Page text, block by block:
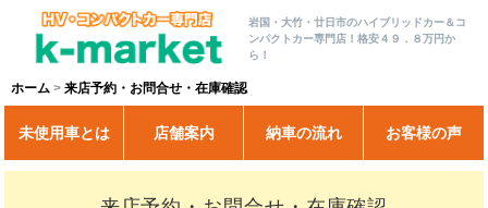
岩国・大竹・廿日市のハイブリッドカー＆コ
ンパクトカー専門店！格安４９．８万円か
ら！
ホーム 来店予約・お問合せ・在庫確認
未使用車とは 店舗案内 納車の流れ お客様の声